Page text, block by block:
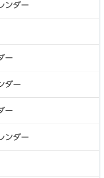
ンダー
ー
ダー
ー
ンダー